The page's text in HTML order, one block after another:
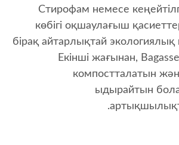
Стирофам немесе
көбігі оқшаулағыш
бірақ айтарлықтай экологиялық
Екінші жағынан,
компостталатын
ыдырайтын